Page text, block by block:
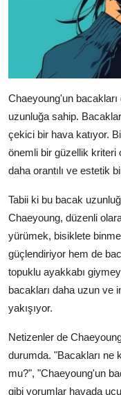
Chaeyoung'un
uzunluğa sahip.
çekici bir hava katıyor.
önemli bir güzellik kriteri
daha orantılı ve estetik
Tabii ki bu bacak
Chaeyoung, düzenli
yürümek, bisiklete
güçlendiriyor hem de
topuklu ayakkabı
bacakları daha uzun ve
yakışıyor.
Netizenler de
durumda. "Bacakları ne
mu?", "Chaeyoung'un
gibi yorumlar havada